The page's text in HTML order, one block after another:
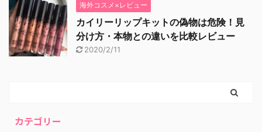
海外コスメ×レビュー
カイリーリップキットの偽物は危険！見
分け方・本物との違いを比較レビュー
2020/2/11
カテゴリー